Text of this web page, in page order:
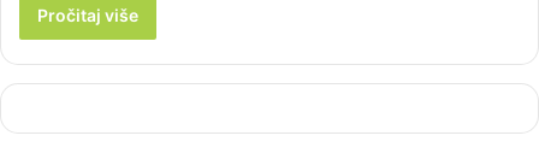
Pročitaj više